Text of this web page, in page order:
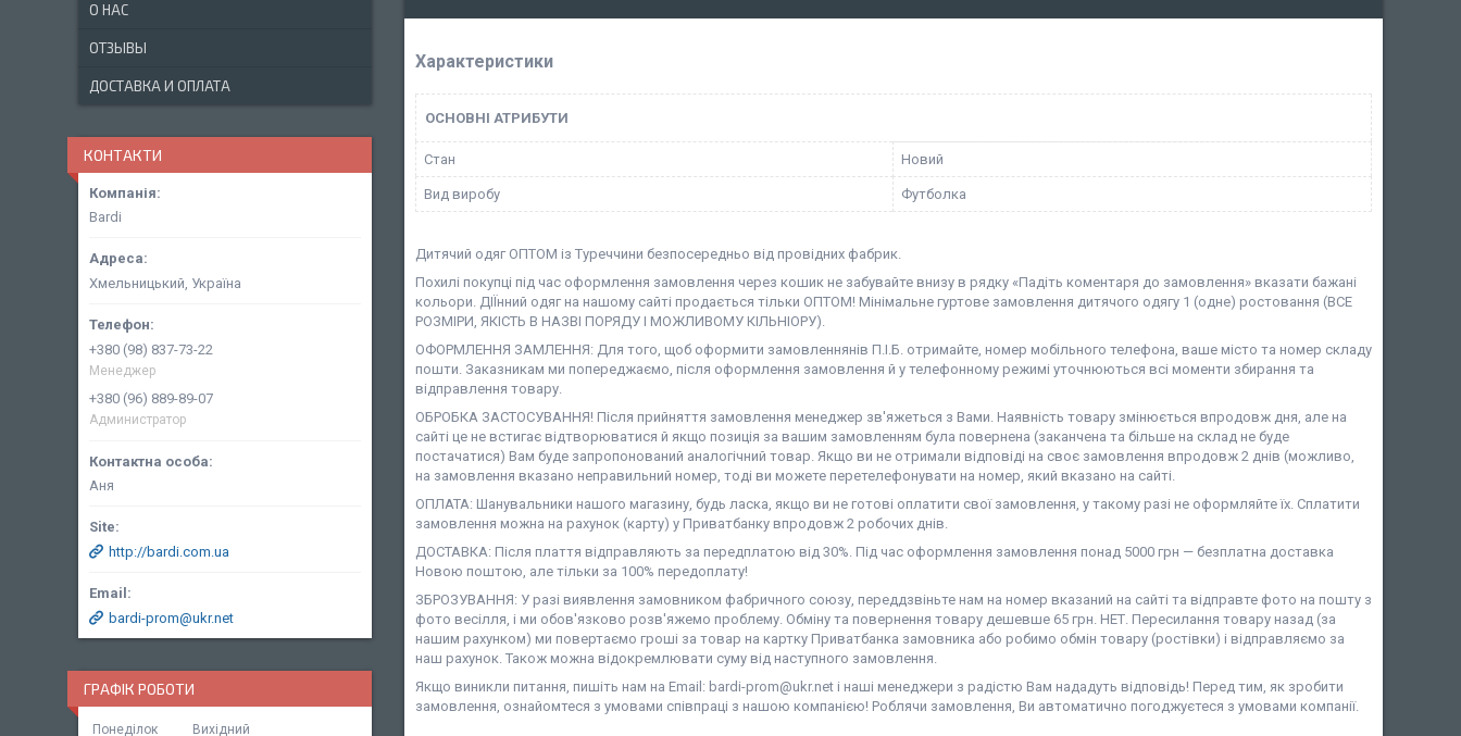
Характеристики
ОСНОВНІ АТРИБУТИ
Стан Новий
Вид виробу Футболка
Дитячий одяг ОПТОМ із Туреччини безпосередньо від провідних фабрик.
Похилі покупці під час оформлення замовлення через кошик не забувайте внизу в рядку «Падіть коментаря до замовлення» вказати бажані
кольори. ДІЇнний одяг на нашому сайті продається тільки ОПТОМ! Мінімальне гуртове замовлення дитячого одягу 1 (одне) ростовання (ВСЕ
РОЗМІРИ, ЯКІСТЬ В НАЗВІ ПОРЯДУ І МОЖЛИВОМУ КІЛЬНІОРУ).
ОФОРМЛЕННЯ ЗАМЛЕННЯ: Для того, щоб оформити замовленнянів П.І.Б. отримайте, номер мобільного телефона, ваше місто та номер складу
пошти. Заказникам ми попереджаємо, після оформлення замовлення й у телефонному режимі уточнюються всі моменти збирання та
відправлення товару.
ОБРОБКА ЗАСТОСУВАННЯ! Після прийняття замовлення менеджер зв'яжеться з Вами. Наявність товару змінюється впродовж дня, але на
сайті це не встигає відтворюватися й якщо позиція за вашим замовленням була повернена (заканчена та більше на склад не буде
постачатися) Вам буде запропонований аналогічний товар. Якщо ви не отримали відповіді на своє замовлення впродовж 2 днів (можливо,
на замовлення вказано неправильний номер, тоді ви можете перетелефонувати на номер, який вказано на сайті.
ОПЛАТА: Шанувальники нашого магазину, будь ласка, якщо ви не готові оплатити свої замовлення, у такому разі не оформляйте їх. Сплатити
замовлення можна на рахунок (карту) у Приватбанку впродовж 2 робочих днів.
ДОСТАВКА: Після плаття відправляють за передплатою від 30%. Під час оформлення замовлення понад 5000 грн — безплатна доставка
Новою поштою, але тільки за 100% передоплату!
ЗБРОЗУВАННЯ: У разі виявлення замовником фабричного союзу, переддзвіньте нам на номер вказаний на сайті та відправте фото на пошту з
фото весілля, і ми обов'язково розв'яжемо проблему. Обміну та повернення товару дешевше 65 грн. НЕТ. Пересилання товару назад (за
нашим рахунком) ми повертаємо гроші за товар на картку Приватбанка замовника або робимо обмін товару (ростівки) і відправляємо за
наш рахунок. Також можна відокремлювати суму від наступного замовлення.
Якщо виникли питання, пишіть нам на Email: bardi-prom@ukr.net і наші менеджери з радістю Вам нададуть відповідь! Перед тим, як зробити
замовлення, ознайомтеся з умовами співпраці з нашою компанією! Роблячи замовлення, Ви автоматично погоджуєтеся з умовами компанії.
О НАС
ОТЗЫВЫ
ДОСТАВКА И ОПЛАТА
КОНТАКТИ
Bardi
Хмельницький, Україна
+380 (98) 837-73-22
Менеджер
+380 (96) 889-89-07
Администратор
Аня
http://bardi.com.ua
bardi-prom@ukr.net
ГРАФІК РОБОТИ
Понеділок Вихідний